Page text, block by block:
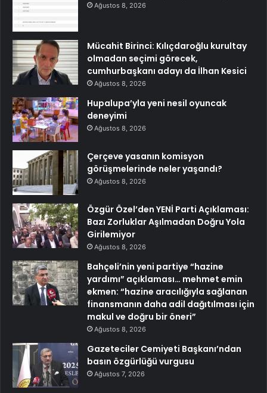
Ağustos 8, 2026
Mücahit Birinci: Kılıçdaroğlu kurultay
olmadan seçimi görecek,
cumhurbaşkanı adayı da İlhan Kesici
Ağustos 8, 2026
Hupalupa’yla yeni nesil oyuncak
deneyimi
Ağustos 8, 2026
Çerçeve yasanın komisyon
görüşmelerinde neler yaşandı?
Ağustos 8, 2026
Özgür Özel’den YENİ Parti Açıklaması:
Bazı Zorluklar Aşılmadan Doğru Yola
Girilemiyor
Ağustos 8, 2026
Bahçeli’nin yeni partiye “hazine
yardımı” açıklaması… mehmet emin
ekmen: “hazine aracılığıyla sağlanan
finansmanın daha adil dağıtılması için
makul ve doğru bir öneri”
Ağustos 8, 2026
Gazeteciler Cemiyeti Başkanı’ndan
basın özgürlüğü vurgusu
Ağustos 7, 2026